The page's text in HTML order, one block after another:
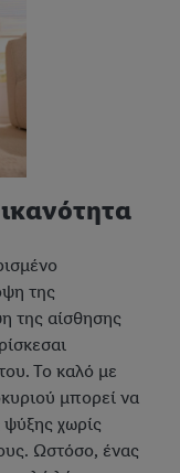
της
της αίσθησης
Το καλό με
μπορεί να
ψύξης χωρίς
Ωστόσο, ένας